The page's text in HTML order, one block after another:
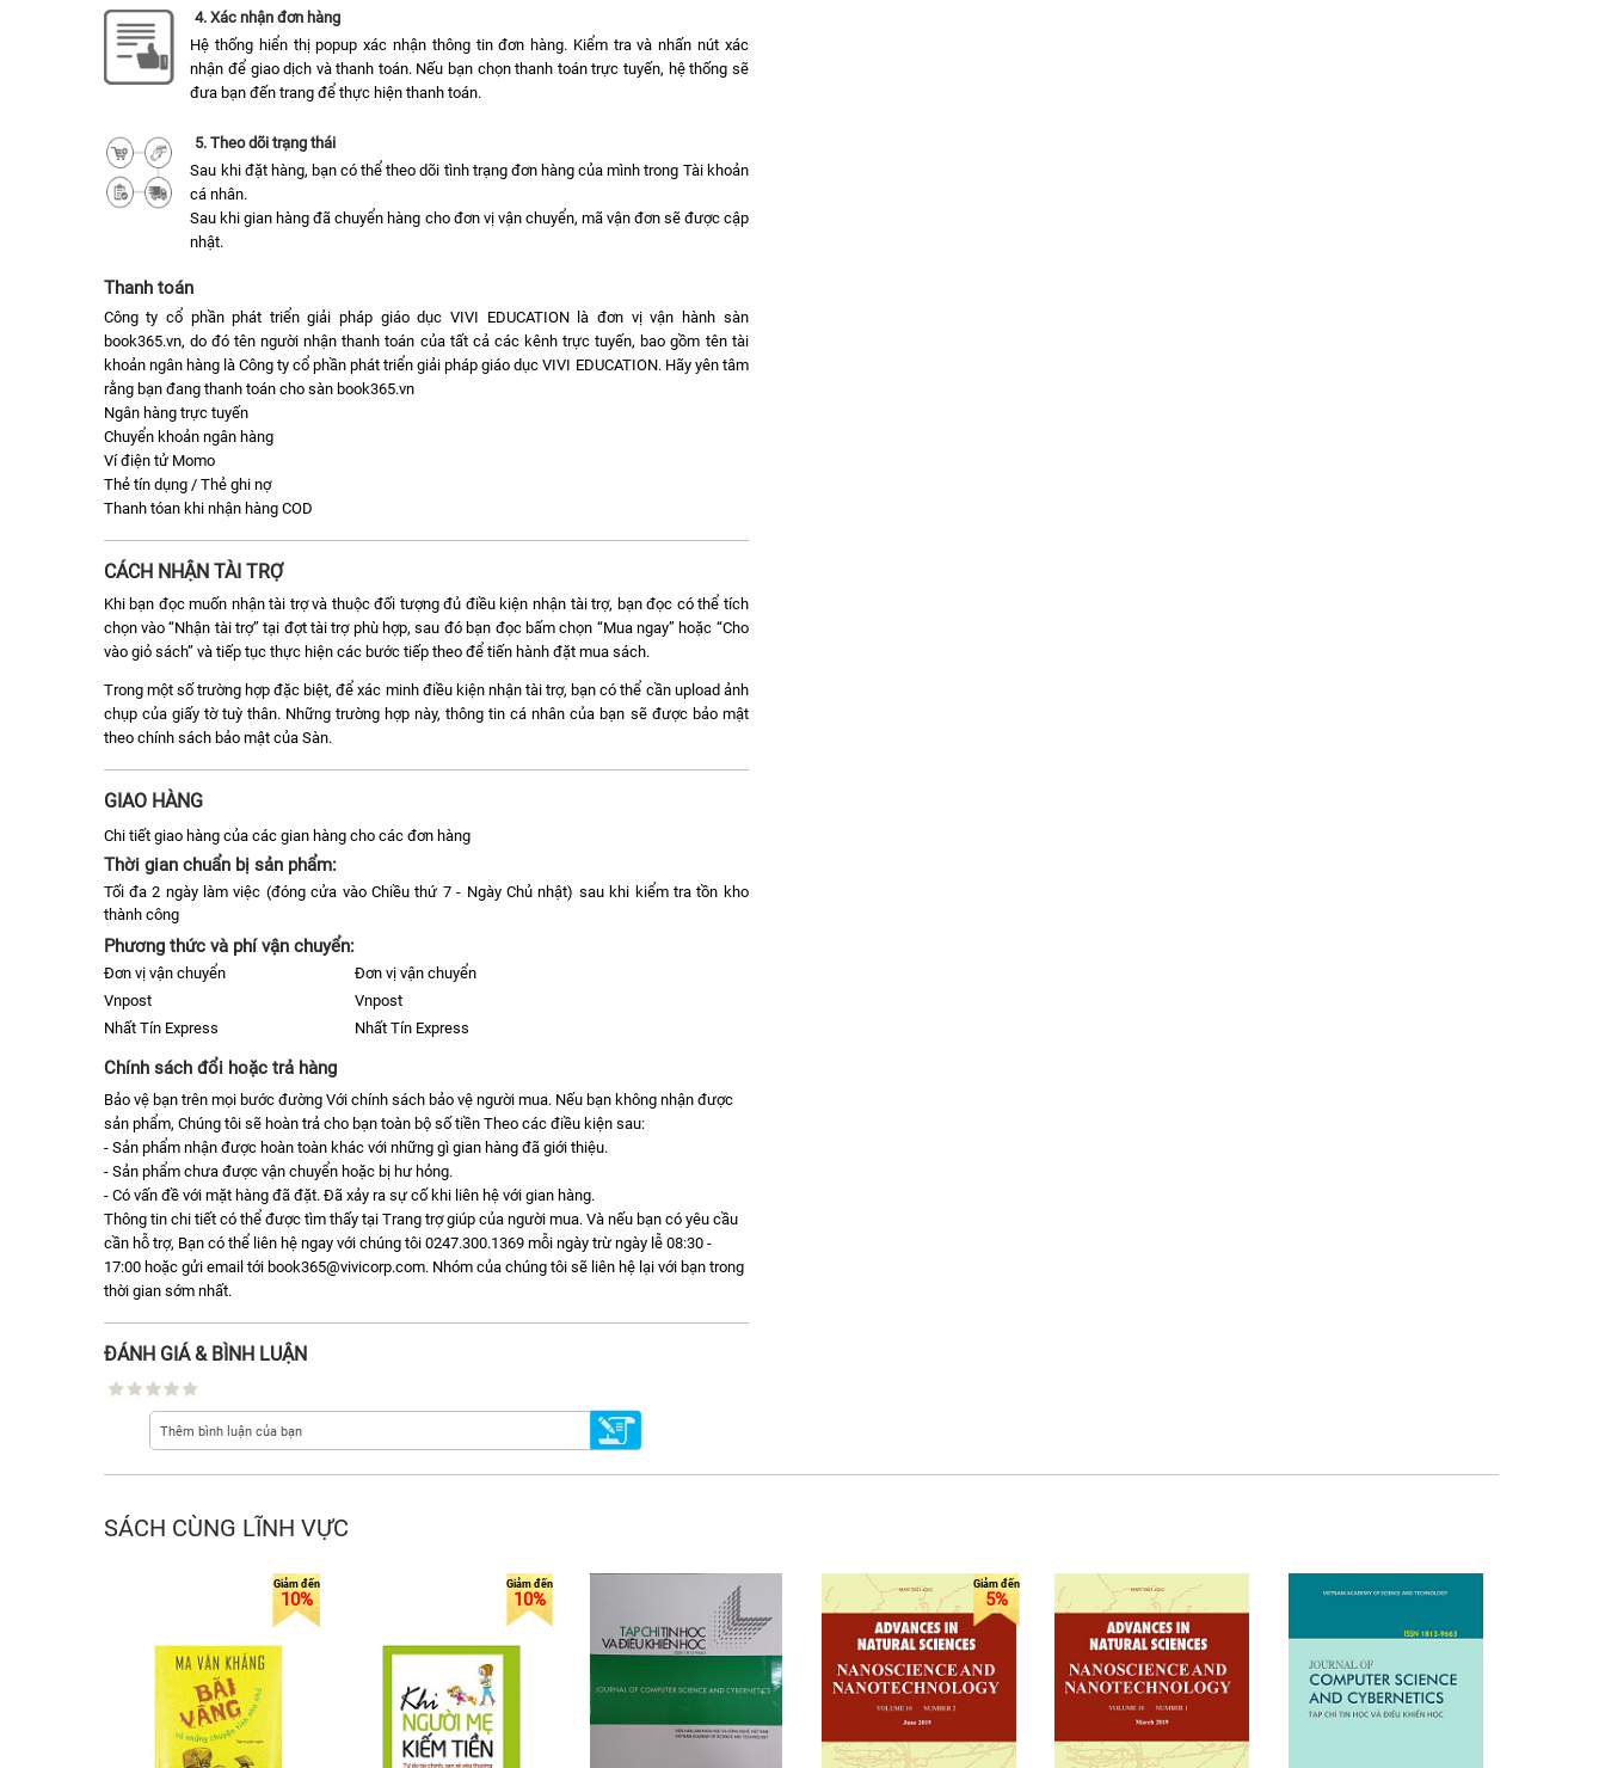
4. Xác nhận đơn hàng
Hệ thống hiển thị popup xác nhận thông tin đơn hàng. Kiểm tra và nhấn nút xác
nhận để giao dịch và thanh toán. Nếu bạn chọn thanh toán trực tuyến, hệ thống sẽ
đưa bạn đến trang để thực hiện thanh toán.
5. Theo dõi trạng thái
Sau khi đặt hàng, bạn có thể theo dõi tình trạng đơn hàng của mình trong Tài khoản
cá nhân.
Sau khi gian hàng đã chuyển hàng cho đơn vị vận chuyển, mã vận đơn sẽ được cập
nhật.
Thanh toán
Công ty cổ phần phát triển giải pháp giáo dục VIVI EDUCATION là đơn vị vận hành sàn
book365.vn, do đó tên người nhận thanh toán của tất cả các kênh trực tuyến, bao gồm tên tài
khoản ngân hàng là Công ty cổ phần phát triển giải pháp giáo dục VIVI EDUCATION. Hãy yên tâm
rằng bạn đang thanh toán cho sàn book365.vn
Ngân hàng trực tuyến
Chuyển khoản ngân hàng
Ví điện tử Momo
Thẻ tín dụng / Thẻ ghi nợ
Thanh tóan khi nhận hàng COD
CÁCH NHẬN TÀI TRỢ
Khi bạn đọc muốn nhận tài trợ và thuộc đối tượng đủ điều kiện nhận tài trợ, bạn đọc có thể tích
chọn vào “Nhận tài trợ” tại đợt tài trợ phù hợp, sau đó bạn đọc bấm chọn “Mua ngay” hoặc “Cho
vào giỏ sách” và tiếp tục thực hiện các bước tiếp theo để tiến hành đặt mua sách.
Trong một số trường hợp đặc biệt, để xác minh điều kiện nhận tài trợ, bạn có thể cần upload ảnh
chụp của giấy tờ tuỳ thân. Những trường hợp này, thông tin cá nhân của bạn sẽ được bảo mật
theo chính sách bảo mật của Sàn.
GIAO HÀNG
Chi tiết giao hàng của các gian hàng cho các đơn hàng
Thời gian chuẩn bị sản phẩm:
Tối đa 2 ngày làm việc (đóng cửa vào Chiều thứ 7 - Ngày Chủ nhật) sau khi kiểm tra tồn kho
thành công
Phương thức và phí vận chuyển:
Đơn vị vận chuyển
Vnpost
Nhất Tín Express
Đơn vị vận chuyển
Vnpost
Nhất Tín Express
Chính sách đổi hoặc trả hàng
Bảo vệ bạn trên mọi bước đường Với chính sách bảo vệ người mua. Nếu bạn không nhận được
sản phẩm, Chúng tôi sẽ hoàn trả cho bạn toàn bộ số tiền Theo các điều kiện sau:
- Sản phẩm nhận được hoàn toàn khác với những gì gian hàng đã giới thiệu.
- Sản phẩm chưa được vận chuyển hoặc bị hư hỏng.
- Có vấn đề với mặt hàng đã đặt. Đã xảy ra sự cố khi liên hệ với gian hàng.
Thông tin chi tiết có thể được tìm thấy tại Trang trợ giúp của người mua. Và nếu bạn có yêu cầu
cần hỗ trợ, Bạn có thể liên hệ ngay với chúng tôi 0247.300.1369 mỗi ngày trừ ngày lễ 08:30 -
17:00 hoặc gửi email tới book365@vivicorp.com. Nhóm của chúng tôi sẽ liên hệ lại với bạn trong
thời gian sớm nhất.
ĐÁNH GIÁ & BÌNH LUẬN
SÁCH CÙNG LĨNH VỰC
10% 10% 5%